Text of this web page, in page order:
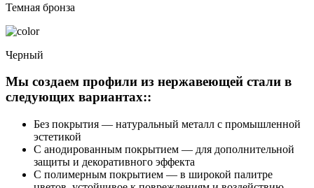
Темная бронза
Черный
Мы создаем профили из нержавеющей стали в
следующих вариантах::
Без покрытия — натуральный металл с промышленной
эстетикой
С анодированным покрытием — для дополнительной
защиты и декоративного эффекта
С полимерным покрытием — в широкой палитре